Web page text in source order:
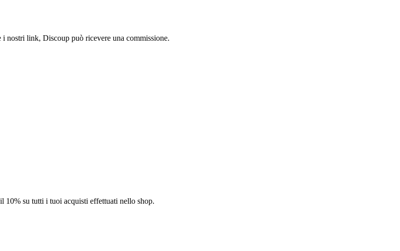
nostri link, Discoup può ricevere una commissione.
10% su tutti i tuoi acquisti effettuati nello shop.